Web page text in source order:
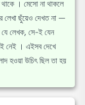
। মেসো না থাকলে
লেখা ছুঁয়েও দেখত না —
লেখক, সে-ই যেন
নেই । এইসব দেখে
হওয়া উচিৎ ছিল তা হয়